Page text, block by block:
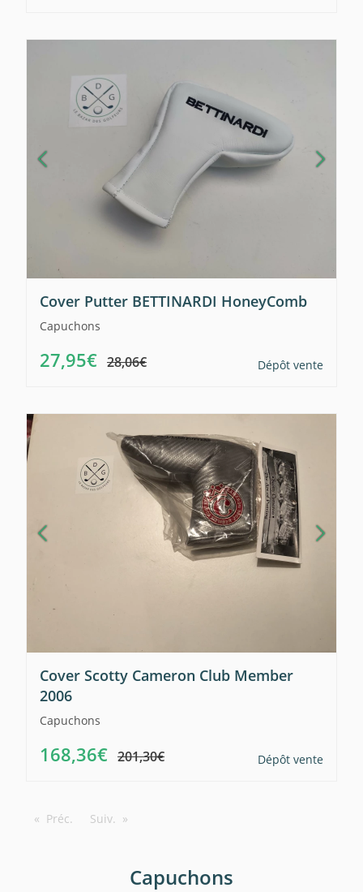
Cover Putter BETTINARDI HoneyComb
Capuchons
27,95€ 28,06€ Dépôt vente
Cover Scotty Cameron Club Member
2006
Capuchons
168,36€ 201,30€ Dépôt vente
Préc. Suiv.
Capuchons